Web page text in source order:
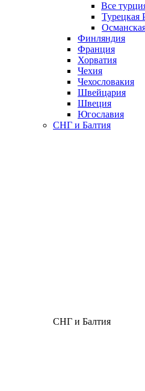
Все
Турецкая
Финляндия
Франция
Хорватия
Чехия
Чехословакия
Швейцария
Швеция
Югославия
СНГ и Балтия
СНГ и Балтия